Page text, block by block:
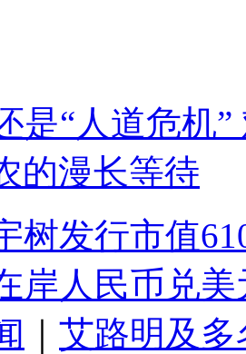
是“人道危机
的漫长等待
树发行市值
岸人民币兑
艾路明及